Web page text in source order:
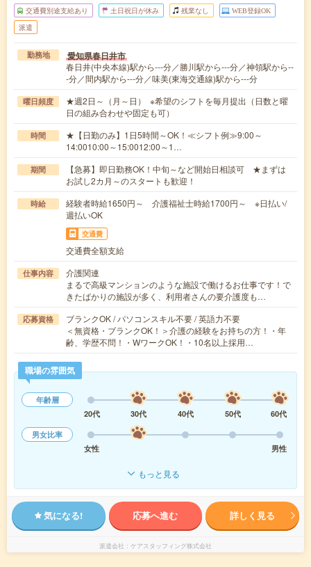
交通費別途支給あり 土日祝日が休み 残業なし WEB登録OK
派遣
勤務地 愛知県春日井市
春日井(中央本線)駅から---分／勝川駅から---分／神領駅から--
-分／間内駅から---分／味美(東海交通線)駅から---分
曜日頻度
★週2日～（月～日） ※希望のシフトを毎月提出（日数と曜
日の組み合わせや固定も可）
時間
★【日勤のみ】1日5時間～OK！≪シフト例≫9:00～
14:0010:00～15:0012:00～1…
期間
【急募】即日勤務OK！中旬～など開始日相談可 ★まずは
お試し2カ月～のスタートも歓迎！
時給
経験者時給1650円～ 介護福祉士時給1700円～ ※日払い/
週払いOK
交通費
交通費全額支給
仕事内容
介護関連
まるで高級マンションのような施設で働けるお仕事です！で
きたばかりの施設が多く、利用者さんの要介護度も…
応募資格
ブランクOK / パソコンスキル不要 / 英語力不要
＜無資格・ブランクOK！＞介護の経験をお持ちの方！・年
齢、学歴不問！・WワークOK！・10名以上採用…
職場の雰囲気
年齢層
20代
30代 40代 50代
60代
男女比率
女性
男性
もっと見る
気になる! 応募へ進む 詳しく見る
派遣会社 ケアスタッフィング株式会社